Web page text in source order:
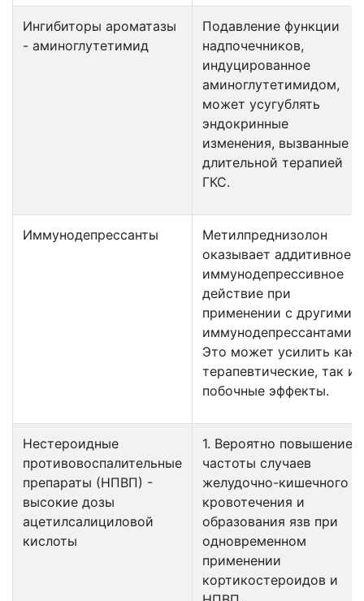
Ингибиторы ароматазы
- аминоглутетимид
Подавление функции
надпочечников,
индуцированное
аминоглутетимидом,
может усугублять
эндокринные
изменения, вызванные
длительной терапией
ГКС.
Иммунодепрессанты
Метилпреднизолон
оказывает аддитивное
иммунодепрессивное
действие при
применении с другими
иммунодепрессантами.
Это может усилить как
терапевтические, так и
побочные эффекты.
Нестероидные
противовоспалительные
препараты (НПВП) -
высокие дозы
ацетилсалициловой
кислоты
1. Вероятно повышение
частоты случаев
желудочно-кишечного
кровотечения и
образования язв при
одновременном
применении
кортикостероидов и